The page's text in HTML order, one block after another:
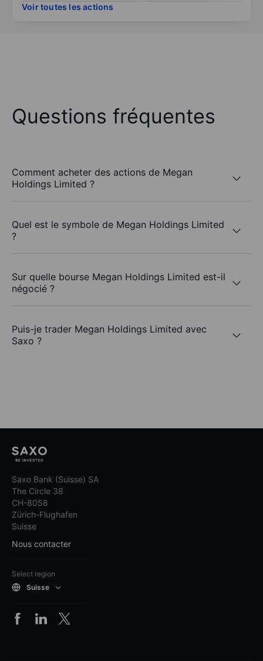
Voir toutes les actions
Questions fréquentes
Comment acheter des actions de Megan
Holdings Limited ?
Quel est le symbole de Megan Holdings Limited
?
Sur quelle bourse Megan Holdings Limited est-il
négocié ?
Puis-je trader Megan Holdings Limited avec
Saxo ?
Saxo Bank (Suisse) SA
The Circle 38
CH-8058
Zürich-Flughafen
Suisse
Nous contacter
Select region
Suisse